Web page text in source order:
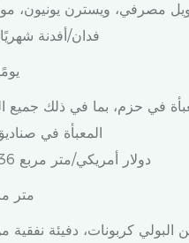
مصرفي، ويسترن يونيون،
20000 فدان/أفدنة شهريًا
25-30
في حزم، بما في ذلك جميع
المعبأة في
2.95-6.36 دولار أمريكي/متر مربع
300 متر
البولي كربونات، دفيئة نفقية